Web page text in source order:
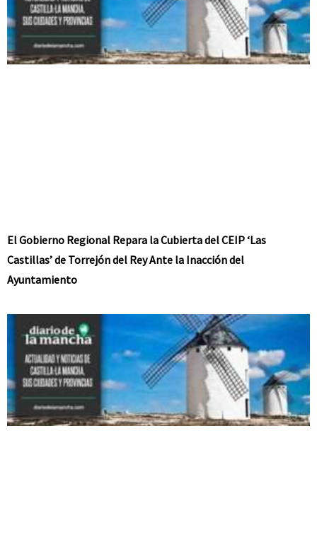
El Gobierno Regional Repara la Cubierta del CEIP ‘Las
Castillas’ de Torrejón del Rey Ante la Inacción del
Ayuntamiento